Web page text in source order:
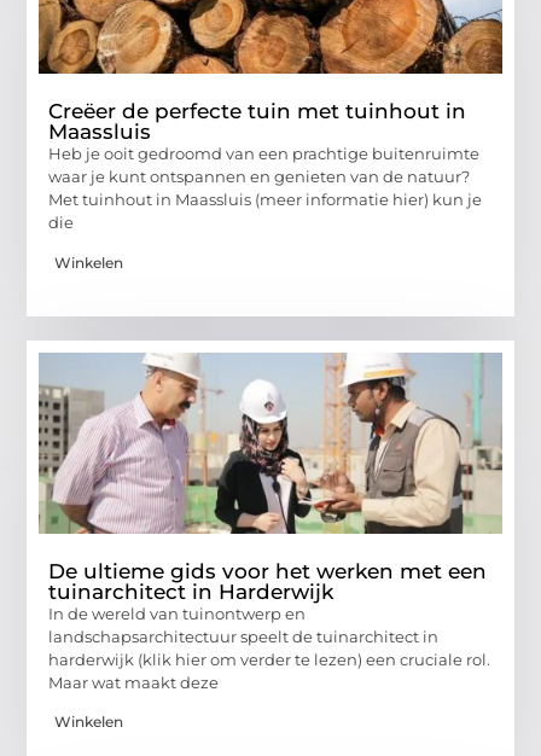
Creëer de perfecte tuin met tuinhout in
Maassluis
Heb je ooit gedroomd van een prachtige buitenruimte
waar je kunt ontspannen en genieten van de natuur?
Met tuinhout in Maassluis (meer informatie hier) kun je
die
Winkelen
De ultieme gids voor het werken met een
tuinarchitect in Harderwijk
In de wereld van tuinontwerp en
landschapsarchitectuur speelt de tuinarchitect in
harderwijk (klik hier om verder te lezen) een cruciale rol.
Maar wat maakt deze
Winkelen